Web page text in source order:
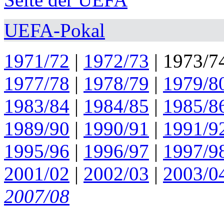
UEFA-Pokal
1971/72 | 1972/73 | 1973/
1977/78 | 1978/79 | 1979/
1983/84 | 1984/85 | 1985/
1989/90 | 1990/91 | 1991/
1995/96 | 1996/97 | 1997/
2001/02 | 2002/03 | 2003/
2007/08